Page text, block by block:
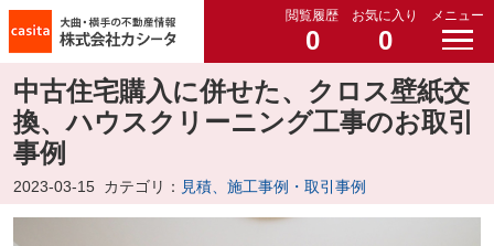
閲覧履歴
0
お気に入り
0
メニュー
中古住宅購入に併せた、クロス壁紙交
換、ハウスクリーニング工事のお取引
事例
2023-03-15 カテゴリ： 見積、施工事例・取引事例